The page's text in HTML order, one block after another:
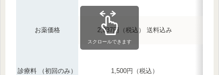
お薬価格 2,937円（税込） 送料込み
診療料 （初回のみ） 1,500円（税込）
スクロールできます